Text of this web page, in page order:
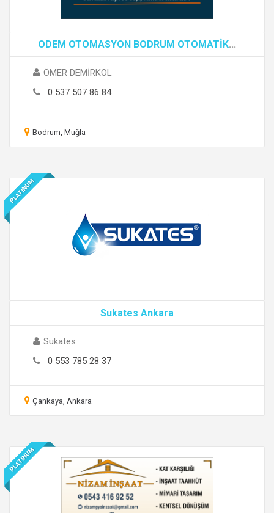
ODEM OTOMASYON BODRUM OTOMATİK...
ÖMER DEMİRKOL
0 537 507 86 84
Bodrum, Muğla
PLATINUM
Sukates Ankara
Sukates
0 553 785 28 37
Çankaya, Ankara
PLATINUM